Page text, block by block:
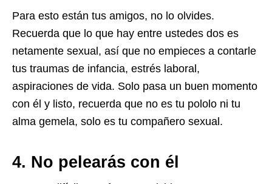
Para esto están tus amigos, no lo olvides.
Recuerda que lo que hay entre ustedes dos es
netamente sexual, así que no empieces a contarle
tus traumas de infancia, estrés laboral,
aspiraciones de vida. Solo pasa un buen momento
con él y listo, recuerda que no es tu pololo ni tu
alma gemela, solo es tu compañero sexual.
4. No pelearás con él